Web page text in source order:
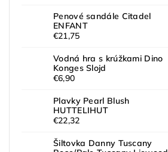
Penové sandále Citadel
ENFANT
€21,75
Vodná hra s krúžkami Dino
Konges Slojd
€6,90
Plavky Pearl Blush
HUTTELIHUT
€22,32
Šiltovka Danny Tuscany